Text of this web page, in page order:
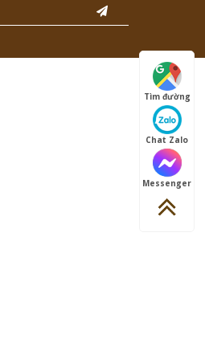
Tìm đường
Chat Zalo
Messenger